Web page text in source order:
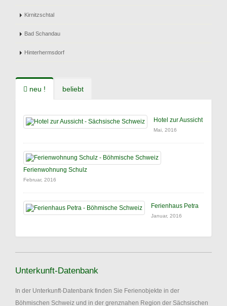
Kirnitzschtal
Bad Schandau
Hinterhermsdorf
neu ! beliebt
Hotel zur Aussicht
Mai, 2016
Ferienwohnung Schulz
Februar, 2016
Ferienhaus Petra
Januar, 2016
Unterkunft-Datenbank
In der Unterkunft-Datenbank finden Sie Ferienobjekte in der
Böhmischen Schweiz und in der grenznahen Region der Sächsischen